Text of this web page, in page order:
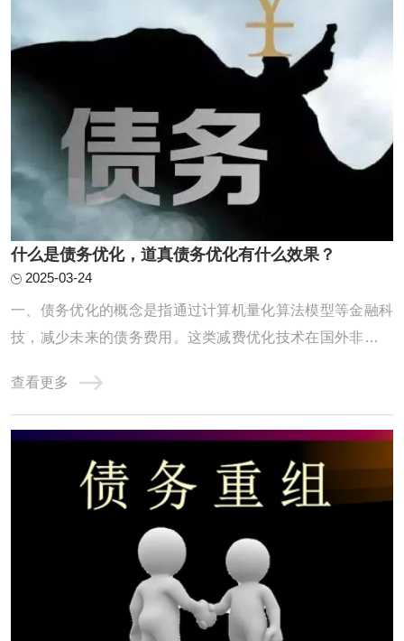
什么是债务优化，道真债务优化有什么效果？
2025-03-24
一、债务优化的概念是指通过计算机量化算法模型等金融科
技，减少未来的债务费用。这类减费优化技术在国外非常普
务优化的具体形式使用大数据、算法模型等先进的技术工
具，在保障借款人隐私的前提下，对上千万种不同的还款方
案进行自动测算，根据借款人的收入和债务情 ...
查看更多